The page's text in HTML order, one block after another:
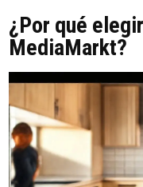
¿Por qué
MediaMarkt?